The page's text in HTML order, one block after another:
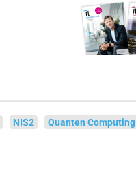
NIS2 Quanten Computing